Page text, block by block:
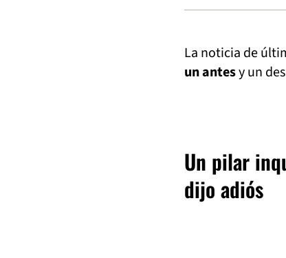
La noticia de
un antesy un
Un pilar
dijo adiós